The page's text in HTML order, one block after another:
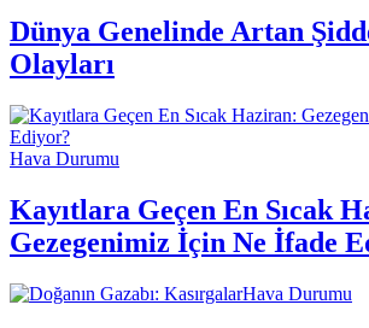
Dünya Genelinde Artan
Olayları
Hava Durumu
Kayıtlara Geçen En Sıcak
Gezegenimiz İçin Ne İfade
Hava Durumu